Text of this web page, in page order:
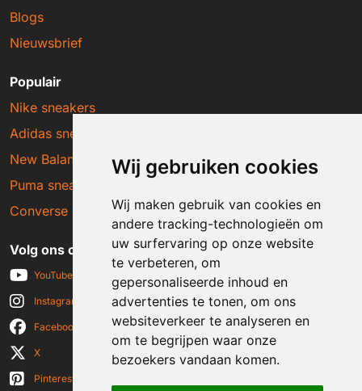
Wij gebruiken cookies
Wij maken gebruik van cookies en
andere tracking-technologieën om
uw surfervaring op onze website
te verbeteren, om
gepersonaliseerde inhoud en
advertenties te tonen, om ons
websiteverkeer te analyseren en
om te begrijpen waar onze
bezoekers vandaan komen.
Blogs
Nieuwsbrief
Populair
Nike sneakers
Adidas sneakers
New Balance sneakers
Puma sneakers
Converse sneakers
Volg ons op social media
YouTube
Instagram
Facebook
X
Pinterest